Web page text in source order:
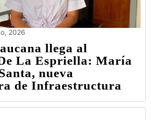
2026
llega al
La Espriella: María
nueva
de Infraestructura